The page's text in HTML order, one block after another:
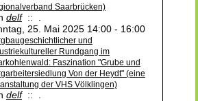
Saarbrücken)
delf:: .
25. Mai 2025 14:00 - 16:00
und
Rundgang im
Faszination "Grube und
Von der Heydt" (eine
der VHS Völklingen)
delf:: .